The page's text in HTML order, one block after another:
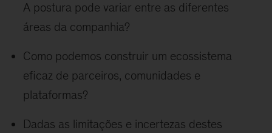
A postura pode variar entre as diferentes
áreas da companhia?
Como podemos construir um ecossistema
eficaz de parceiros, comunidades e
plataformas?
Dadas as limitações e incertezas destes